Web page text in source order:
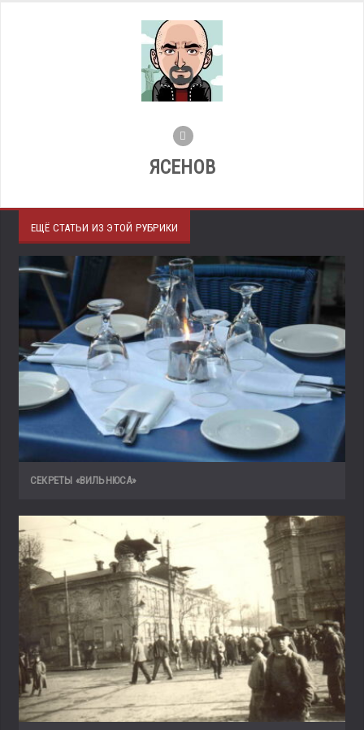
ЯСЕНОВ
ЕЩЁ СТАТЬИ ИЗ ЭТОЙ РУБРИКИ
СЕКРЕТЫ «ВИЛЬНЮСА»